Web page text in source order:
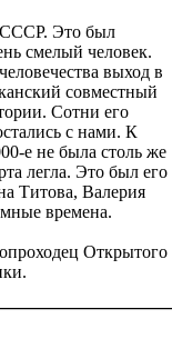
СССР. Это был
смелый человек.
выход в
совместный
Сотни его
с нами. К
е не была столь же
легла. Это был его
Титова, Валерия
времена.
Открытого